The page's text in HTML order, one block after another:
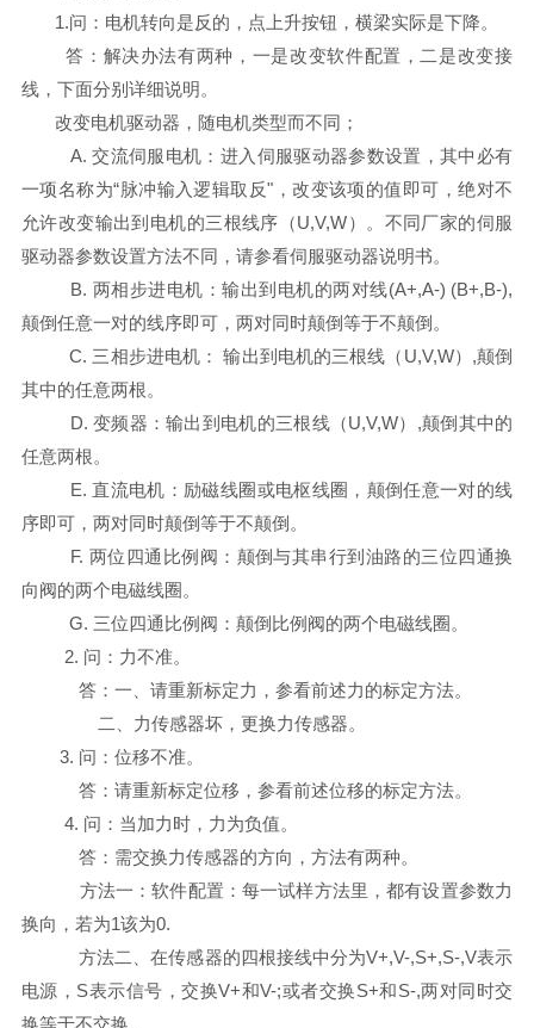
1.问：电机转向是反的，点上升按钮，横梁实际是下降。
答：解决办法有两种，一是改变软件配置，二是改变接
线，下面分别详细说明。
改变电机驱动器，随电机类型而不同；
A. 交流伺服电机：进入伺服驱动器参数设置，其中必有
一项名称为“脉冲输入逻辑取反"，改变该项的值即可，绝对不
允许改变输出到电机的三根线序（U,V,W）。不同厂家的伺服
驱动器参数设置方法不同，请参看伺服驱动器说明书。
B. 两相步进电机：输出到电机的两对线(A+,A-) (B+,B-),
颠倒任意一对的线序即可，两对同时颠倒等于不颠倒。
C. 三相步进电机： 输出到电机的三根线（U,V,W）,颠倒
其中的任意两根。
D. 变频器：输出到电机的三根线（U,V,W）,颠倒其中的
任意两根。
E. 直流电机：励磁线圈或电枢线圈，颠倒任意一对的线
序即可，两对同时颠倒等于不颠倒。
F. 两位四通比例阀：颠倒与其串行到油路的三位四通换
向阀的两个电磁线圈。
G. 三位四通比例阀：颠倒比例阀的两个电磁线圈。
2. 问：力不准。
答：一、请重新标定力，参看前述力的标定方法。
二、力传感器坏，更换力传感器。
3. 问：位移不准。
答：请重新标定位移，参看前述位移的标定方法。
4. 问：当加力时，力为负值。
答：需交换力传感器的方向，方法有两种。
方法一：软件配置：每一试样方法里，都有设置参数力
换向，若为1该为0.
方法二、在传感器的四根接线中分为V+,V-,S+,S-,V表示
电源，S表示信号，交换V+和V-;或者交换S+和S-,两对同时交
换等于不交换。